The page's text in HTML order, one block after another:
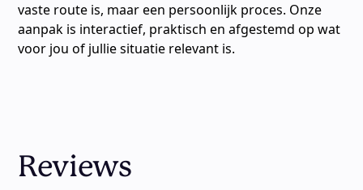
vaste route is, maar een persoonlijk proces. Onze
aanpak is interactief, praktisch en afgestemd op wat
voor jou of jullie situatie relevant is.
Reviews